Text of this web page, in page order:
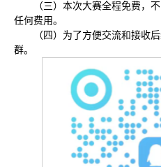
（三）本次大赛全程免费，
任何费用。
（四）为了方便交流和接收
群。